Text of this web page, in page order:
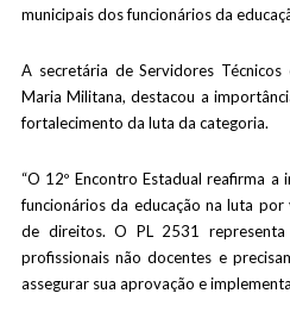
municipais dos funcionários da
A secretária de Servidores
Maria Militana, destacou a
fortalecimento da luta da categoria.
“O 12º Encontro Estadual reafirma
funcionários da educação na luta
de direitos. O PL 2531
profissionais não docentes e
assegurar sua aprovação e